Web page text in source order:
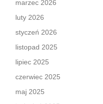
marzec 2026
luty 2026
styczeń 2026
listopad 2025
lipiec 2025
czerwiec 2025
maj 2025